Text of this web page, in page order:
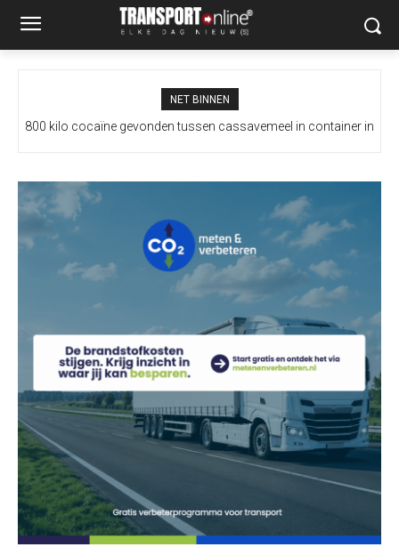
NET BINNEN
800 kilo cocaïne gevonden tussen cassavemeel in container in